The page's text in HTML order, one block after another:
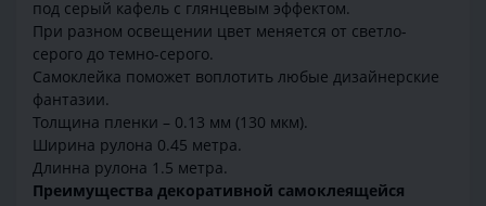
под серый кафель с глянцевым эффектом.
При разном освещении цвет меняется от светло-
серого до темно-серого.
Самоклейка поможет воплотить любые дизайнерские
фантазии.
Толщина пленки – 0.13 мм (130 мкм).
Ширина рулона 0.45 метра.
Длинна рулона 1.5 метра.
Преимущества декоративной самоклеящейся